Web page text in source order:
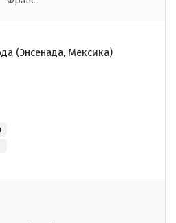
(Энсенада, Мексика)